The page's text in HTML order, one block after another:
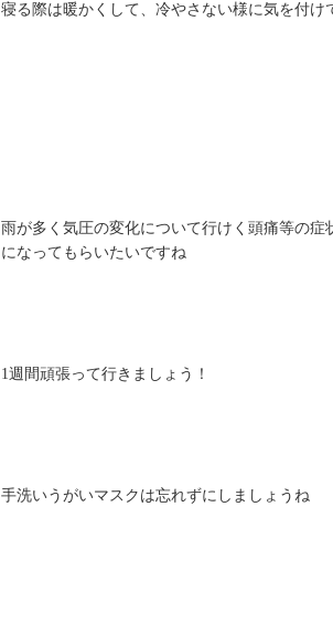
寝る際は暖かくして、冷やさない様に気を付け
雨が多く気圧の変化について行けく頭痛等の
になってもらいたいですね
1週間頑張って行きましょう！
手洗いうがいマスクは忘れずにしましょうね